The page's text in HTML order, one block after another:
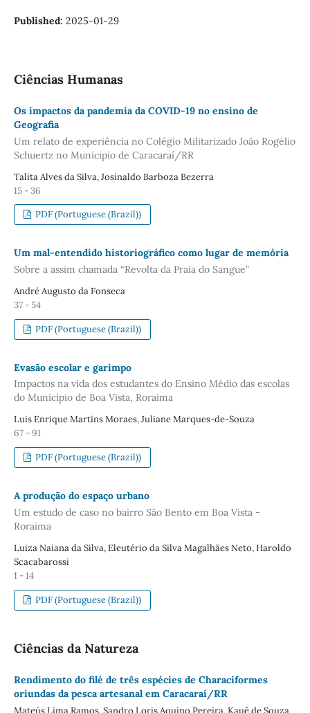
Published: 2025-01-29
Ciências Humanas
Os impactos da pandemia da COVID-19 no ensino de
Geografia
Um relato de experiência no Colégio Militarizado João Rogélio
Schuertz no Munícipio de Caracaraí/RR
Talita Alves da Silva, Josinaldo Barboza Bezerra
15 - 36
PDF (Portuguese (Brazil))
Um mal-entendido historiográfico como lugar de memória
Sobre a assim chamada “Revolta da Praia do Sangue”
André Augusto da Fonseca
37 - 54
PDF (Portuguese (Brazil))
Evasão escolar e garimpo
Impactos na vida dos estudantes do Ensino Médio das escolas
do Município de Boa Vista, Roraima
Luis Enrique Martins Moraes, Juliane Marques-de-Souza
67 - 91
PDF (Portuguese (Brazil))
A produção do espaço urbano
Um estudo de caso no bairro São Bento em Boa Vista -
Roraima
Luiza Naiana da Silva, Eleutério da Silva Magalhães Neto, Haroldo
Scacabarossi
1 - 14
PDF (Portuguese (Brazil))
Ciências da Natureza
Rendimento do filé de três espécies de Characiformes
oriundas da pesca artesanal em Caracaraí/RR
Mateús Lima Ramos, Sandro Loris Aquino Pereira, Kauê de Souza